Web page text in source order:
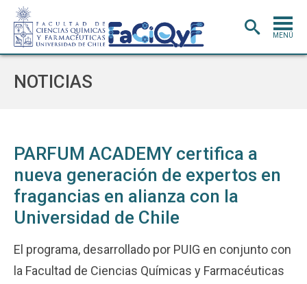
MENÚ
POSTGRADO
INVESTIGACIÓN E INNOVACIÓN
EXTENSIÓN Y VINCULACIÓN
BIBLIOTECA
DEPARTAMENTOS
FACULTAD
NOTICIAS
PARFUM ACADEMY certifica a
nueva generación de expertos en
fragancias en alianza con la
Universidad de Chile
El programa, desarrollado por PUIG en conjunto con
la Facultad de Ciencias Químicas y Farmacéuticas